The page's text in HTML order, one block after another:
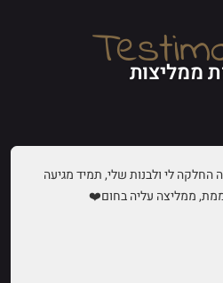
ממליצות
לי ולבנות שלי, תמיד מגיעה
ממליצה עליה בחום❤️